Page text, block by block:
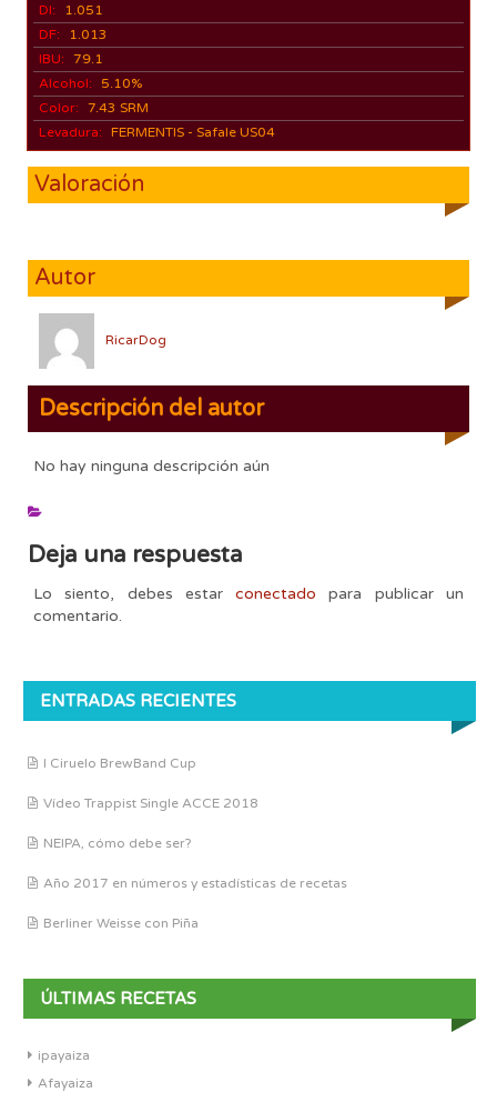
DI:
1.051
DF:
1.013
IBU: 79.1
Alcohol:
5.10%
Color: 7.43 SRM
Levadura: FERMENTIS - Safale US04
Valoración
Autor
RicarDog
Descripción del autor
No hay ninguna descripción aún
Deja una respuesta
Lo siento, debes estarconectado para publicar un
comentario.
ENTRADAS RECIENTES
I Ciruelo BrewBand Cup
Vídeo Trappist Single ACCE 2018
NEIPA, cómo debe ser?
Año 2017 en números y estadísticas de recetas
Berliner Weisse con Piña
ÚLTIMAS RECETAS
ipayaiza
Afayaiza